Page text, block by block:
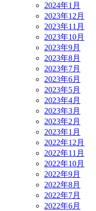
2024年1月
2023年12月
2023年11月
2023年10月
2023年9月
2023年8月
2023年7月
2023年6月
2023年5月
2023年4月
2023年3月
2023年2月
2023年1月
2022年12月
2022年11月
2022年10月
2022年9月
2022年8月
2022年7月
2022年6月